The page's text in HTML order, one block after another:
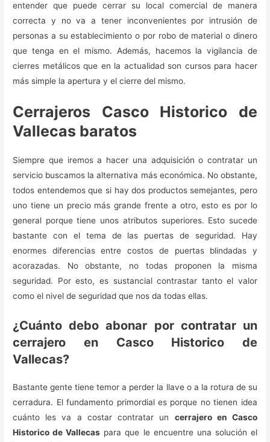
entender que puede cerrar su local comercial de manera
correcta y no va a tener inconvenientes por intrusión de
personas a su establecimiento o por robo de material o dinero
que tenga en el mismo. Además, hacemos la vigilancia de
cierres metálicos que en la actualidad son cursos para hacer
más simple la apertura y el cierre del mismo.
Cerrajeros Casco Historico de
Vallecas baratos
Siempre que iremos a hacer una adquisición o contratar un
servicio buscamos la alternativa más económica. No obstante,
todos entendemos que si hay dos productos semejantes, pero
uno tiene un precio más grande frente a otro, esto es por lo
general porque tiene unos atributos superiores. Esto sucede
bastante con el tema de las puertas de seguridad. Hay
enormes diferencias entre costos de puertas blindadas y
acorazadas. No obstante, no todas proponen la misma
seguridad. Por esto, es sustancial contrastar tanto el valor
como el nivel de seguridad que nos da todas ellas.
¿Cuánto debo abonar por contratar un
cerrajero en Casco Historico de
Vallecas?
Bastante gente tiene temor a perder la llave o a la rotura de su
cerradura. El fundamento primordial es porque no tienen idea
cuánto les va a costar contratar un cerrajero en Casco
Historico de Vallecas para que le encuentre una solución el